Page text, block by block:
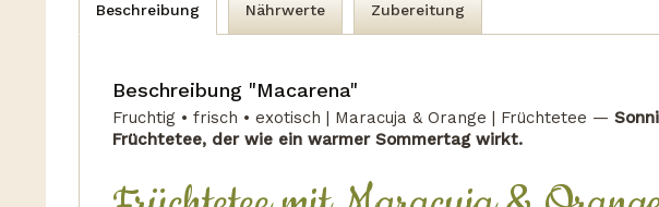
Beschreibung Nährwerte Zubereitung
Beschreibung "Macarena"
Fruchtig • frisch • exotisch | Maracuja & Orange | Früchtetee —
Früchtetee, der wie ein warmer Sommertag wirkt.